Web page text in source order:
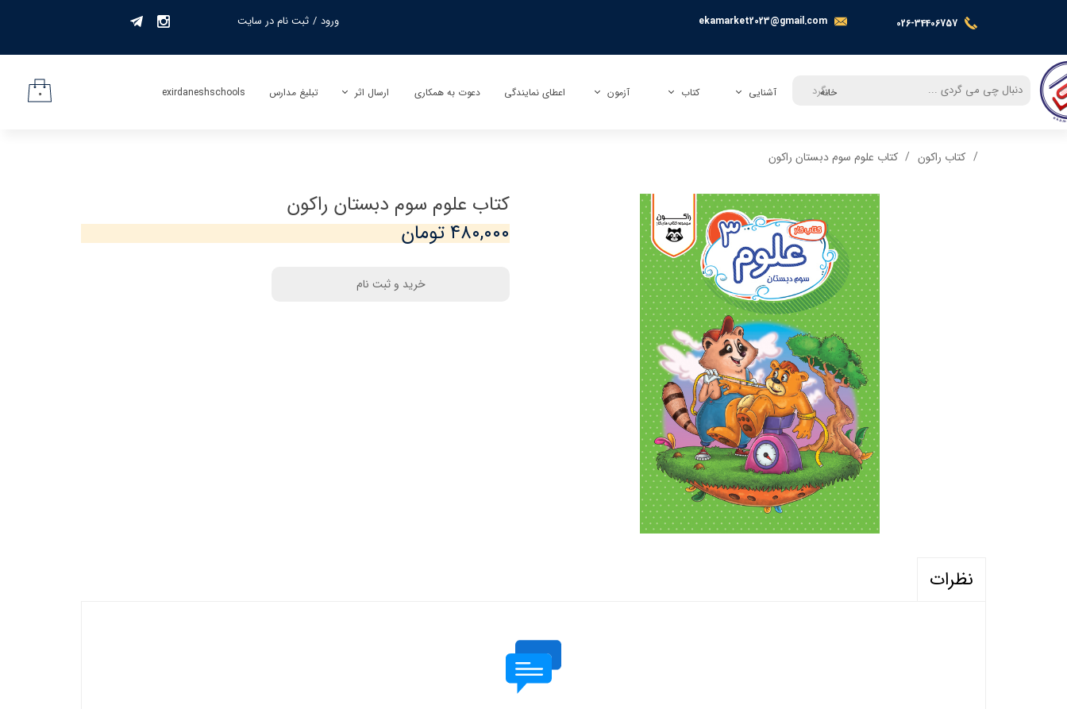
026-34406757
ekamarket2023@gmail.com ورود / ثبت نام در سایت
خانه آشنایی کتاب
کتاب عمومی
کتاب کودک و نوجوان
آزمون اعطای نمایندگی دعوت به همکاری ارسال اثر تبلیغ مدارس exirdaneshschools ۰ بگرد
کتاب راکون کتاب علوم سوم دبستان راکون
کتاب علوم سوم دبستان راکون
۴۸۰,۰۰۰ تومان
خرید و ثبت نام
نظرات